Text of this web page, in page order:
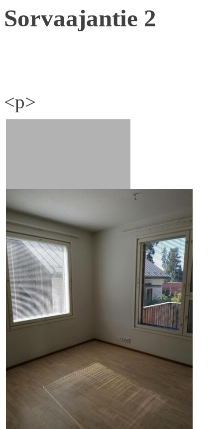
Sorvaajantie 2
<p>